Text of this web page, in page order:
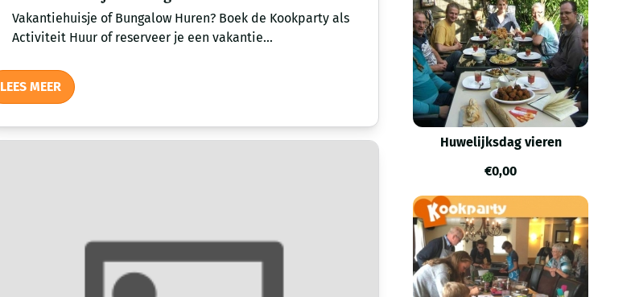
Vakantiehuisje of Bungalow Huren? Boek de Kookparty als
Activiteit Huur of reserveer je een vakantie...
LEES MEER
Huwelijksdag vieren
€0,00